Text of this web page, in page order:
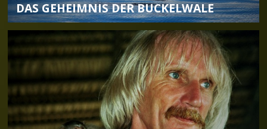
DAS GEHEIMNIS DER BUCKELWALE